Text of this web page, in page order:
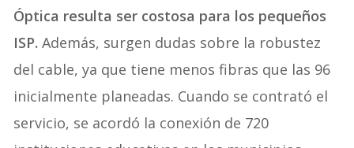
Óptica resulta ser costosa para los pequeños
ISP.Además, surgen dudas sobre la robustez
del cable, ya que tiene menos fibras que las 96
inicialmente planeadas. Cuando se contrató el
servicio, se acordó la conexión de 720